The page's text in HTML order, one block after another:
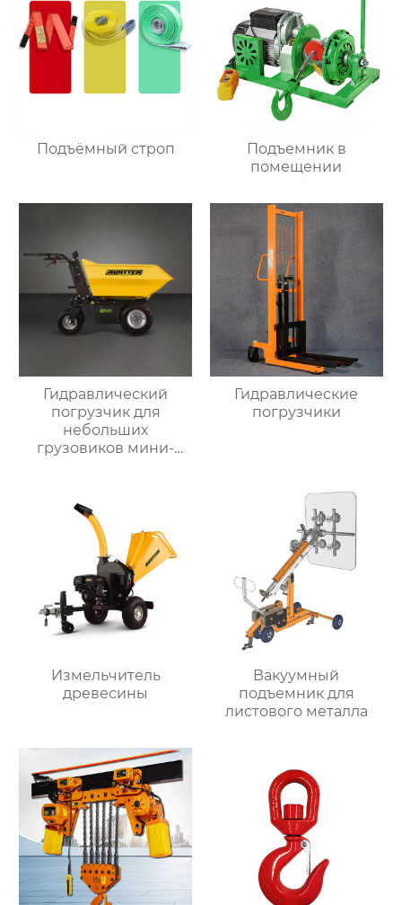
Подъёмный строп
Подъемник в
помещении
Гидравлический
погрузчик для
небольших
грузовиков мини-
Гидравлические
погрузчики
Измельчитель
древесины
Вакуумный
подъемник для
листового металла